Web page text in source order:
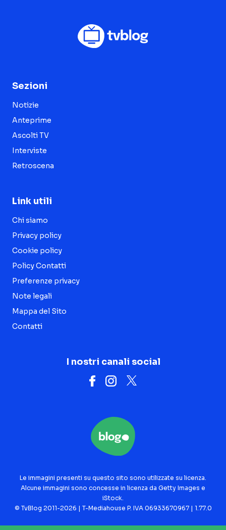
Sezioni
Notizie
Anteprime
Ascolti TV
Interviste
Retroscena
Link utili
Chi siamo
Privacy policy
Cookie policy
Policy Contatti
Preferenze privacy
Note legali
Mappa del Sito
Contatti
I nostri canali social
Le immagini presenti su questo sito sono utilizzate su licenza.
Alcune immagini sono concesse in licenza da Getty Images e
iStock.
© TvBlog 2011-2026 | T-Mediahouse P. IVA 06933670967 | 1.77.0